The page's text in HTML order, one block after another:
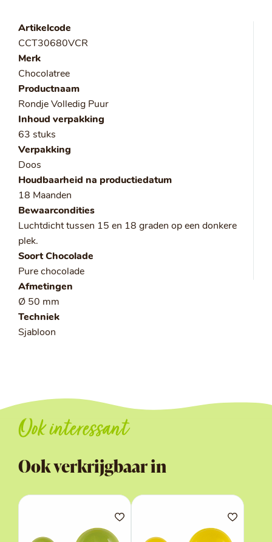
Artikelcode
CCT30680VCR
Merk
Chocolatree
Productnaam
Rondje Volledig Puur
Inhoud verpakking
63 stuks
Verpakking
Doos
Houdbaarheid na productiedatum
18 Maanden
Bewaarcondities
Luchtdicht tussen 15 en 18 graden op een donkere
plek.
Soort Chocolade
Pure chocolade
Afmetingen
Ø 50 mm
Techniek
Sjabloon
Ook interessant
Ook verkrijgbaar in